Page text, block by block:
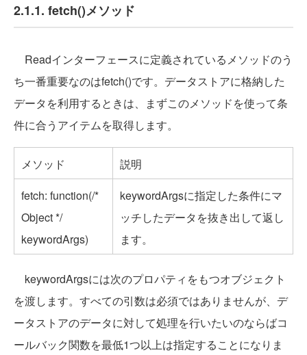
2.1.1. fetch()メソッド
Readインターフェースに定義されているメソッドのう
ち一番重要なのはfetch()です。データストアに格納した
データを利用するときは、まずこのメソッドを使って条
件に合うアイテムを取得します。
メソッド
説明
fetch: function(/*
Object */
keywordArgs)
keywordArgsに指定した条件にマ
ッチしたデータを抜き出して返し
ます。
keywordArgsには次のプロパティをもつオブジェクト
を渡します。すべての引数は必須ではありませんが、デ
ータストアのデータに対して処理を行いたいのならばコ
ールバック関数を最低1つ以上は指定することになりま